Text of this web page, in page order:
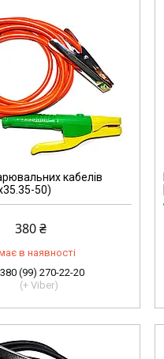
кабелів
50)
380 ₴
в наявності
(99) 270-22-20
(+ Viber)